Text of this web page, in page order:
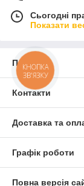
Сьогодні
Показати
Про нас
Контакти
Доставка та
Графік роботи
Повна версія
КНОПКА
ЗВ'ЯЗКУ